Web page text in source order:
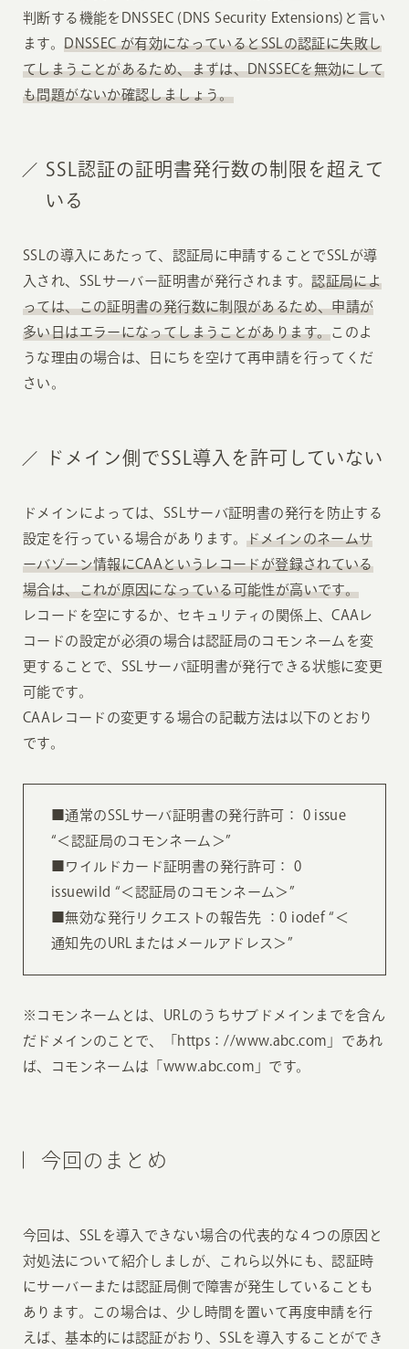
判断する機能をDNSSEC (DNS Security Extensions)と言い
ます。DNSSEC が有効になっているとSSLの認証に失敗し
てしまうことがあるため、まずは、DNSSECを無効にして
も問題がないか確認しましょう。
SSL認証の証明書発行数の制限を超えて
いる
SSLの導入にあたって、認証局に申請することでSSLが導
入され、SSLサーバー証明書が発行されます。認証局によ
っては、この証明書の発行数に制限があるため、申請が
多い日はエラーになってしまうことがあります。このよ
うな理由の場合は、日にちを空けて再申請を行ってくだ
さい。
ドメイン側でSSL導入を許可していない
ドメインによっては、SSLサーバ証明書の発行を防止する
設定を行っている場合があります。 ドメインのネームサ
ーバゾーン情報にCAAというレコードが登録されている
場合は、これが原因になっている可能性が高いです。
レコードを空にするか、セキュリティの関係上、CAAレ
コードの設定が必須の場合は認証局のコモンネームを変
更することで、SSLサーバ証明書が発行できる状態に変更
可能です。
CAAレコードの変更する場合の記載方法は以下のとおり
です。
■通常のSSLサーバ証明書の発行許可： 0 issue
“＜認証局のコモンネーム＞”
■ワイルドカード証明書の発行許可： 0
issuewild “＜認証局のコモンネーム＞”
■無効な発行リクエストの報告先 ：0 iodef “＜
通知先のURLまたはメールアドレス＞”
※コモンネームとは、URLのうちサブドメインまでを含ん
だドメインのことで、「https：//www.abc.com」であれ
ば、コモンネームは「www.abc.com」です。
今回のまとめ
今回は、SSLを導入できない場合の代表的な４つの原因と
対処法について紹介しましが、これら以外にも、認証時
にサーバーまたは認証局側で障害が発生していることも
あります。この場合は、少し時間を置いて再度申請を行
えば、基本的には認証がおり、SSLを導入することができ